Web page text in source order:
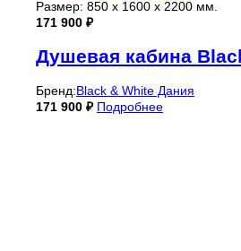
Размер: 850 x 1600 x 2200 мм.
171 900 ₽
Душевая кабина
Бренд:Black & White Дания
171 900 ₽ Подробнее